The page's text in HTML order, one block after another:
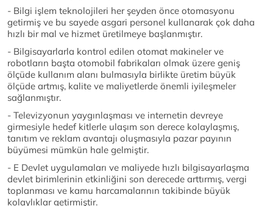
- Bilgi işlem teknolojileri her şeyden önce otomasyonu
getirmiş ve bu sayede asgari personel kullanarak çok daha
hızlı bir mal ve hizmet üretilmeye başlanmıştır.
- Bilgisayarlarla kontrol edilen otomat makineler ve
robotların başta otomobil fabrikaları olmak üzere geniş
ölçüde kullanım alanı bulmasıyla birlikte üretim büyük
ölçüde artmış, kalite ve maliyetlerde önemli iyileşmeler
sağlanmıştır.
- Televizyonun yaygınlaşması ve internetin devreye
girmesiyle hedef kitlerle ulaşım son derece kolaylaşmış,
tanıtım ve reklam avantajı oluşmasıyla pazar payının
büyümesi mümkün hale gelmiştir.
- E Devlet uygulamaları ve maliyede hızlı bilgisayarlaşma
devlet birimlerinin etkinliğini son derecede arttırmış, vergi
toplanması ve kamu harcamalarının takibinde büyük
kolaylıklar getirmiştir.